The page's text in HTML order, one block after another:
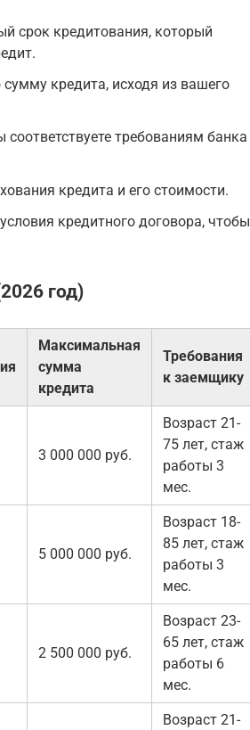
срок кредитования, который
кредита, исходя из вашего
требованиям банка
кредита и его стоимости.
кредитного договора, чтобы
год)
Максимальная
сумма
кредита
Требования
к заемщику
3 000 000 руб.
Возраст 21-
75 лет, стаж
работы 3
мес.
5 000 000 руб.
Возраст 18-
85 лет, стаж
работы 3
мес.
2 500 000 руб.
Возраст 23-
65 лет, стаж
работы 6
мес.
Возраст 21-